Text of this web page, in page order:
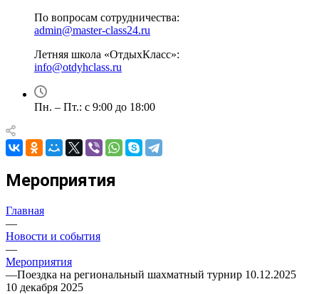
По вопросам сотрудничества:
admin@master-class24.ru
Летняя школа «ОтдыхКласс»:
info@otdyhclass.ru
Пн. – Пт.: с 9:00 до 18:00
Мероприятия
Главная
—
Новости и события
—
Мероприятия
—Поездка на региональный шахматный турнир 10.12.2025
10 декабря 2025